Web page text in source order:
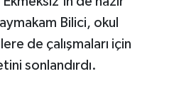
Bilici, okul
de çalışmaları için
sonlandırdı.